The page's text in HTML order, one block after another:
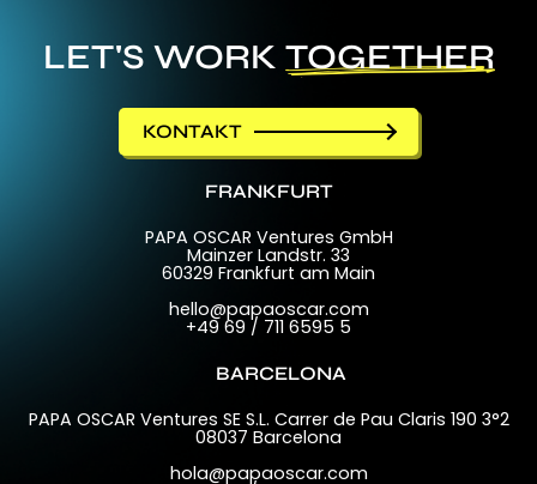
LET'S WORK TOGETHER
KONTAKT
FRANKFURT
BARCELONA
PAPA OSCAR Ventures GmbH
Mainzer Landstr. 33
60329 Frankfurt am Main
hello@papaoscar.com
+49 69 / 711 6595 5
PAPA OSCAR Ventures SE S.L. Carrer de Pau Claris 190 3°2
08037 Barcelona
hola@papaoscar.com